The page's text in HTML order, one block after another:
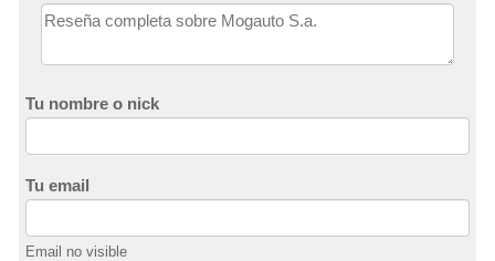
Tu nombre o nick
Tu email
Email no visible